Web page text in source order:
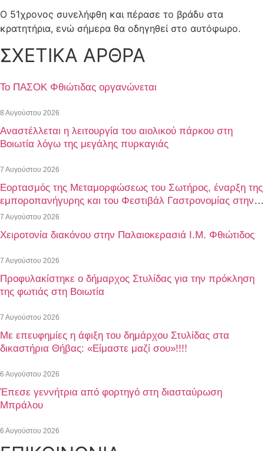
Ο 51χρονος συνελήφθη και πέρασε το βράδυ στα
κρατητήρια, ενώ σήμερα θα οδηγηθεί στο αυτόφωρο.
ΣΧΕΤΙΚΑ ΑΡΘΡΑ
Το ΠΑΣΟΚ Φθιώτιδας οργανώνεται
8 Αυγούστου 2026
Αναστέλλεται η λειτουργία του αιολικού πάρκου στη
Βοιωτία λόγω της μεγάλης πυρκαγιάς
7 Αυγούστου 2026
Εορτασμός της Μεταμορφώσεως του Σωτήρος, έναρξη της
εμποροπανήγυρης και του Φεστιβάλ Γαστρονομίας στην
Αταλάντη του Δήμου Λοκρών
7 Αυγούστου 2026
Χειροτονία διακόνου στην Παλαιοκερασιά Ι.Μ. Φθιώτιδος
7 Αυγούστου 2026
Προφυλακίστηκε ο δήμαρχος Στυλίδας για την πρόκληση
της φωτιάς στη Βοιωτία
7 Αυγούστου 2026
Με επευφημίες η άφιξη του δημάρχου Στυλίδας στα
δικαστήρια Θήβας: «Είμαστε μαζί σου»!!!!
6 Αυγούστου 2026
Έπεσε γεννήτρια από φορτηγό στη διασταύρωση
Μπράλου
6 Αυγούστου 2026